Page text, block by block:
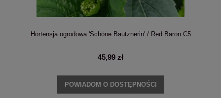
Hortensja ogrodowa 'Schöne Bautznerin' / Red Baron C5
45,99 zł
POWIADOM O DOSTĘPNOŚCI